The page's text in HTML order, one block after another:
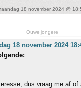
18 november 2024 @
Ouwe jongere
18 november 2024
dus vraag me af of